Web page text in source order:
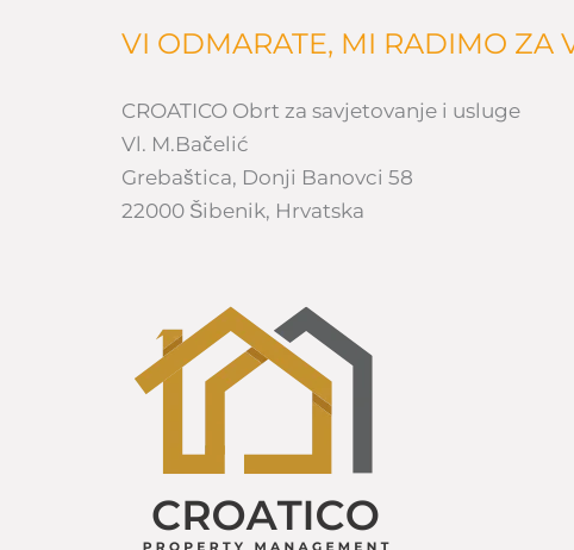
VI ODMARATE, MI RADIMO ZA
CROATICO Obrt za savjetovanje i usluge
Vl. M.Bačelić
Grebaštica, Donji Banovci 58
22000 Šibenik, Hrvatska